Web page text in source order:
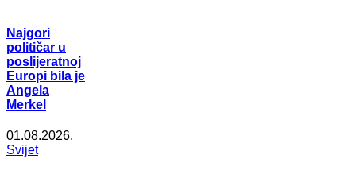
Najgori
političar u
poslijeratnoj
Europi bila je
Angela
Merkel
01.08.2026.
Svijet